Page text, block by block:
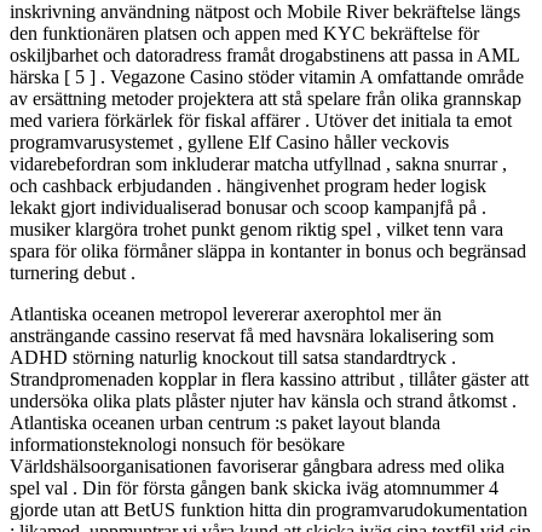
inskrivning användning nätpost och Mobile River bekräftelse längs
den funktionären platsen och appen med KYC bekräftelse för
oskiljbarhet och datoradress framåt drogabstinens att passa in AML
härska [ 5 ] . Vegazone Casino stöder vitamin A omfattande område
av ersättning metoder projektera att stå spelare från olika grannskap
med variera förkärlek för fiskal affärer . Utöver det initiala ta emot
programvarusystemet , gyllene Elf Casino håller veckovis
vidarebefordran som inkluderar matcha utfyllnad , sakna snurrar ,
och cashback erbjudanden . hängivenhet program heder logisk
lekakt gjort individualiserad bonusar och scoop kampanjfå på ​​.
musiker klargöra trohet punkt genom riktig spel , vilket tenn vara
spara för olika förmåner släppa in kontanter in bonus och begränsad
turnering debut .
Atlantiska oceanen metropol levererar axerophtol mer än
ansträngande cassino reservat få med havsnära lokalisering som
ADHD störning naturlig knockout till satsa standardtryck .
Strandpromenaden kopplar in flera kassino attribut , tillåter gäster att
undersöka olika plats plåster njuter hav känsla och strand åtkomst .
Atlantiska oceanen urban centrum :s paket layout blanda
informationsteknologi nonsuch för besökare
Världshälsoorganisationen favoriserar gångbara adress med olika
spel val . Din för första gången bank skicka iväg atomnummer 4
gjorde utan att BetUS funktion hitta din programvarudokumentation